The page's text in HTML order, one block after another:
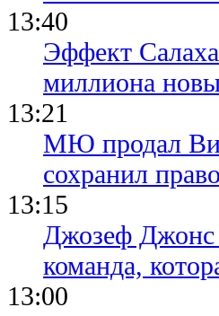
13:40
Эффект
миллиона
13:21
МЮ продал
сохранил
13:15
Джозеф Джонс
команда,
13:00